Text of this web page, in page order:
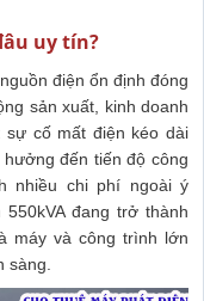
uy tín?
điện ổn định đóng
sản xuất, kinh doanh
sự cố mất điện kéo dài
đến tiến độ công
nhiều chi phí ngoài ý
đang trở thành
máy và công trình lớn
sàng.